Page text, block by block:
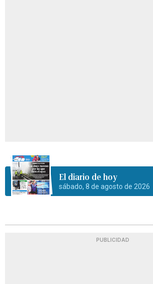
El diario de hoy
sábado, 8 de agosto de 2026
PUBLICIDAD